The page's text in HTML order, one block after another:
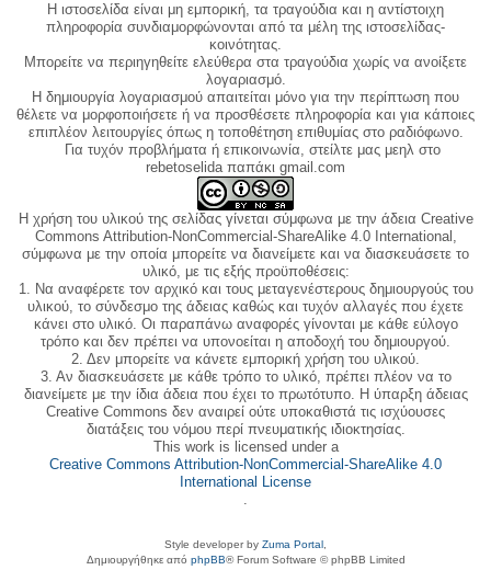
Η ιστοσελίδα είναι μη εμπορική, τα τραγούδια και η αντίστοιχη
πληροφορία συνδιαμορφώνονται από τα μέλη της ιστοσελίδας-
κοινότητας.
Μπορείτε να περιηγηθείτε ελεύθερα στα τραγούδια χωρίς να ανοίξετε
λογαριασμό.
Η δημιουργία λογαριασμού απαιτείται μόνο για την περίπτωση που
θέλετε να μορφοποιήσετε ή να προσθέσετε πληροφορία και για κάποιες
επιπλέον λειτουργίες όπως η τοποθέτηση επιθυμίας στο ραδιόφωνο.
Για τυχόν προβλήματα ή επικοινωνία, στείλτε μας μεηλ στο
rebetoselida παπάκι gmail.com
Η χρήση του υλικού της σελίδας γίνεται σύμφωνα με την άδεια Creative
Commons Attribution-NonCommercial-ShareAlike 4.0 International,
σύμφωνα με την οποία μπορείτε να διανείμετε και να διασκευάσετε το
υλικό, με τις εξής προϋποθέσεις:
1. Να αναφέρετε τον αρχικό και τους μεταγενέστερους δημιουργούς του
υλικού, το σύνδεσμο της άδειας καθώς και τυχόν αλλαγές που έχετε
κάνει στο υλικό. Οι παραπάνω αναφορές γίνονται με κάθε εύλογο
τρόπο και δεν πρέπει να υπονοείται η αποδοχή του δημιουργού.
2. Δεν μπορείτε να κάνετε εμπορική χρήση του υλικού.
3. Αν διασκευάσετε με κάθε τρόπο το υλικό, πρέπει πλέον να το
διανείμετε με την ίδια άδεια που έχει το πρωτότυπο. Η ύπαρξη άδειας
Creative Commons δεν αναιρεί ούτε υποκαθιστά τις ισχύουσες
διατάξεις του νόμου περί πνευματικής ιδιοκτησίας.
This work is licensed under a
Creative Commons Attribution-NonCommercial-ShareAlike 4.0
International License
.
Style developer by Zuma Portal
Δημιουργήθηκε από phpBB® Forum Software © phpBB Limited